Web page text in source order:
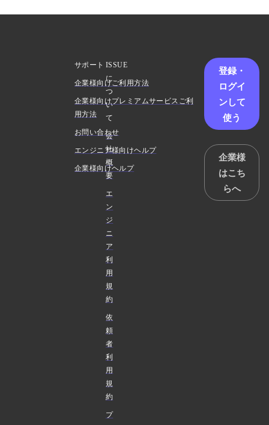
ISSUE
に
つ
い
て
会
社
概
要
エ
ン
ジ
ニ
ア
利
用
規
約
依
頼
者
利
用
規
約
プ
サポート
企業様向けご利用方法
企業様向けプレミアムサービスご利
用方法
お問い合わせ
エンジニア様向けヘルプ
企業様向けヘルプ
登録・
ログイ
ンして
使う
企業様
はこち
らへ